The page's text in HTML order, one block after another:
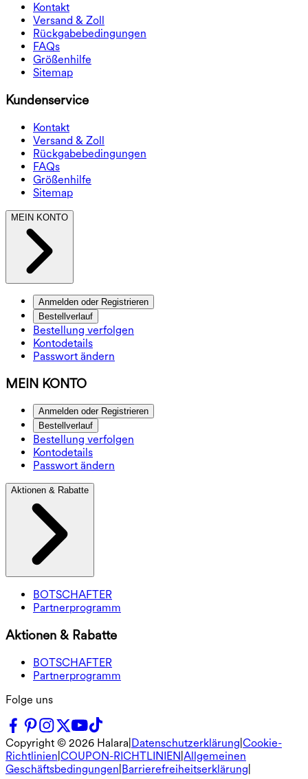
Kontakt
Versand & Zoll
Rückgabebedingungen
FAQs
Größenhilfe
Sitemap
Kundenservice
Kontakt
Versand & Zoll
Rückgabebedingungen
FAQs
Größenhilfe
Sitemap
MEIN KONTO
Anmelden oder Registrieren
Bestellverlauf
Bestellung verfolgen
Kontodetails
Passwort ändern
MEIN KONTO
Anmelden oder Registrieren
Bestellverlauf
Bestellung verfolgen
Kontodetails
Passwort ändern
Aktionen & Rabatte
BOTSCHAFTER
Partnerprogramm
Aktionen & Rabatte
BOTSCHAFTER
Partnerprogramm
Folge uns
Copyright © 2026 Halara Datenschutzerklärung Cookie-
Richtlinien COUPON-RICHTLINIEN Allgemeinen
Geschäftsbedingungen Barrierefreiheitserklärung